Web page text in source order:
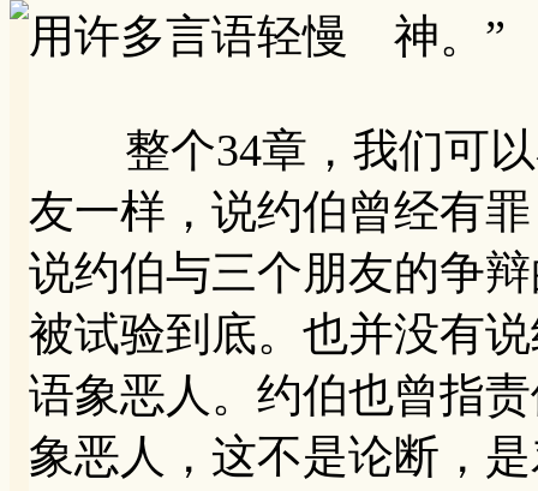
用许多言语轻慢 神。”
整个34章，我们可以
友一样，说约伯曾经有
说约伯与三个朋友的争
被试验到底。也并没有
语象恶人。约伯也曾指
象恶人，这不是论断，